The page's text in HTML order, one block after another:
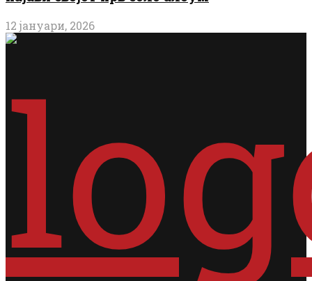
12 јануари, 2026